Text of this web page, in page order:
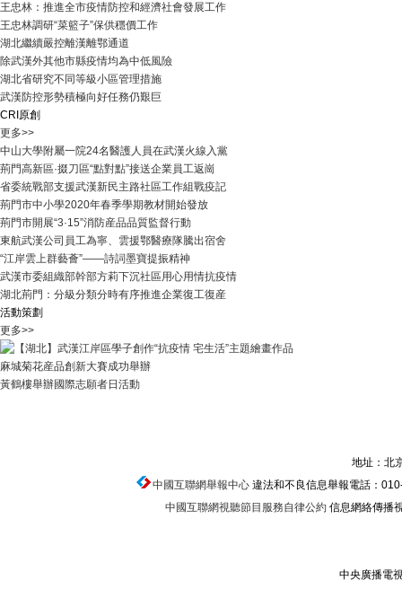
王忠林：推進全市疫情防控和經濟社會發展工作
王忠林調研“菜籃子”保供穩價工作
湖北繼續嚴控離漢離鄂通道
除武漢外其他市縣疫情均為中低風險
湖北省研究不同等級小區管理措施
武漢防控形勢積極向好任務仍艱巨
CRI 原創
更多>>
中山大學附屬一院24名醫護人員在武漢火線入黨
荊門高新區·掇刀區“點對點”接送企業員工返崗
省委統戰部支援武漢新民主路社區工作組戰疫記
荊門市中小學2020年春季學期教材開始發放
荊門市開展“3·15”消防産品品質監督行動
東航武漢公司員工為寧、雲援鄂醫療隊騰出宿舍
“江岸雲上群藝薈”——詩詞墨寶提振精神
武漢市委組織部幹部方莉下沉社區用心用情抗疫情
湖北荊門：分級分類分時有序推進企業復工復産
活動策劃
更多>>
麻城菊花産品創新大賽成功舉辦
黃鶴樓舉辦國際志願者日活動
地址：北
中國互聯網舉報中心違法和不良信息舉報電話：
中國互聯網視聽節目服務自律公約信息網絡傳播
中央廣播電